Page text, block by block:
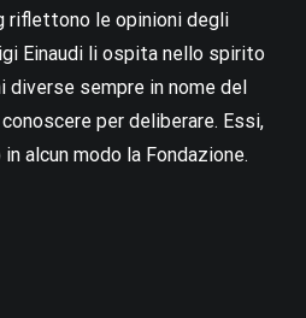
riflettono le opinioni degli
Einaudi li ospita nello spirito
sempre in nome del
per deliberare. Essi,
alcun modo la Fondazione.